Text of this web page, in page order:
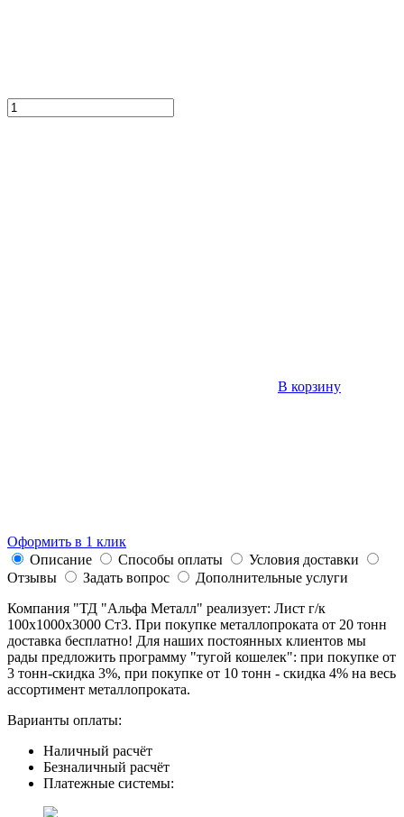
В корзину
Оформить в 1 клик
Описание
Способы оплаты
Условия доставки
Отзывы
Задать вопрос
Дополнительные услуги
Компания "ТД "Альфа Металл" реализует: Лист г/к
100х1000х3000 Ст3. При покупке металлопроката от 20 тонн
доставка бесплатно! Для наших постоянных клиентов мы
рады предложить программу "тугой кошелек": при покупке от
3 тонн-скидка 3%, при покупке от 10 тонн - скидка 4% на весь
ассортимент металлопроката.
Варианты оплаты:
Наличный расчёт
Безналичный расчёт
Платежные системы: